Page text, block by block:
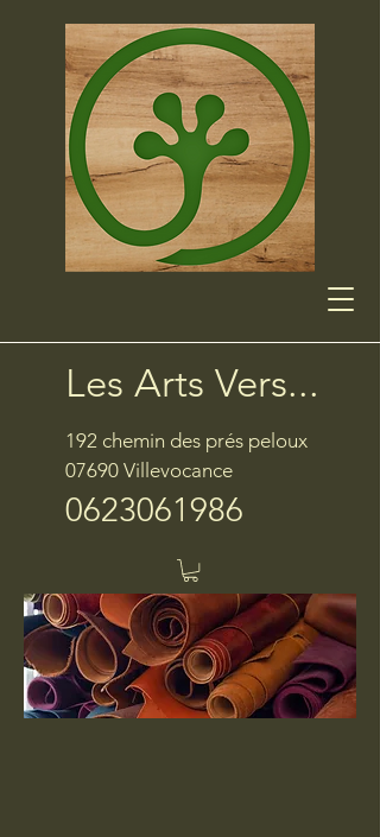
Les Arts Vers...
192 chemin des prés peloux
07690 Villevocance
0623061986